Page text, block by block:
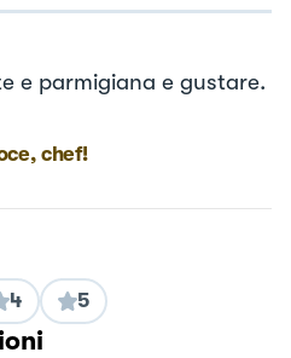
e parmigiana e gustare.
chef!
4 5